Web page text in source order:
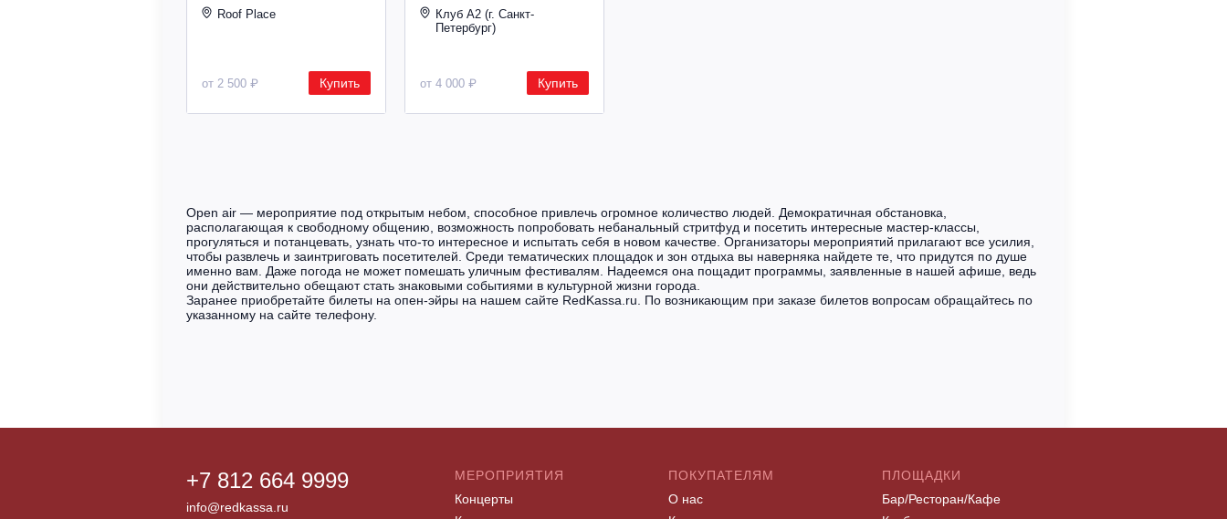
Roof Place
от 2 500 ₽ Купить
Клуб А2 (г. Санкт-
Петербург)
от 4 000 ₽ Купить
Open air — мероприятие под открытым небом, способное привлечь огромное количество людей. Демократичная обстановка,
располагающая к свободному общению, возможность попробовать небанальный стритфуд и посетить интересные мастер-классы,
прогуляться и потанцевать, узнать что-то интересное и испытать себя в новом качестве. Организаторы мероприятий прилагают все усилия,
чтобы развлечь и заинтриговать посетителей. Среди тематических площадок и зон отдыха вы наверняка найдете те, что придутся по душе
именно вам. Даже погода не может помешать уличным фестивалям. Надеемся она пощадит программы, заявленные в нашей афише, ведь
они действительно обещают стать знаковыми событиями в культурной жизни города.
Заранее приобретайте билеты на опен-эйры на нашем сайте RedKassa.ru. По возникающим при заказе билетов вопросам обращайтесь по
указанному на сайте телефону.
+7 812 664 9999
info@redkassa.ru
МЕРОПРИЯТИЯ
Концерты
ПОКУПАТЕЛЯМ
О нас
ПЛОЩАДКИ
Бар/Ресторан/Кафе